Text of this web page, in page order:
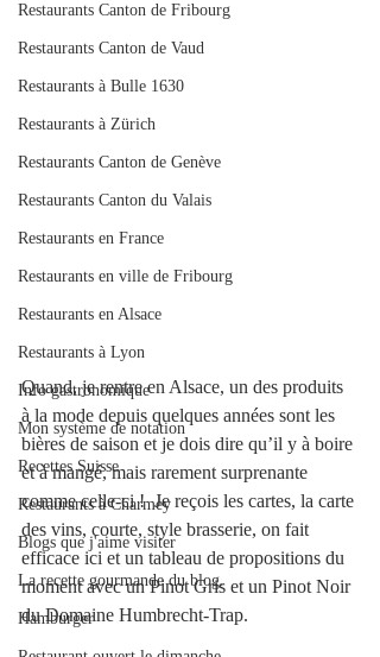
Restaurants Canton de Fribourg
Restaurants Canton de Vaud
Restaurants à Bulle 1630
Restaurants à Zürich
Restaurants Canton de Genève
Restaurants Canton du Valais
Restaurants en France
Restaurants en ville de Fribourg
Restaurants en Alsace
Restaurants à Lyon
Info gastronomique
Mon système de notation
Recettes Suisse
Restaurants à Charmey
Blogs que j'aime visiter
La recette gourmande du blog.
Hamburger
Quand, je rentre en Alsace, un des produits
à la mode depuis quelques années sont les
bières de saison et je dois dire qu’il y à boire
et à mangé, mais rarement surprenante
comme celle-ci !  Je reçois les cartes, la carte
des vins, courte, style brasserie, on fait
efficace ici et un tableau de propositions du
moment avec un Pinot Gris et un Pinot Noir
du Domaine Humbrecht-Trap.